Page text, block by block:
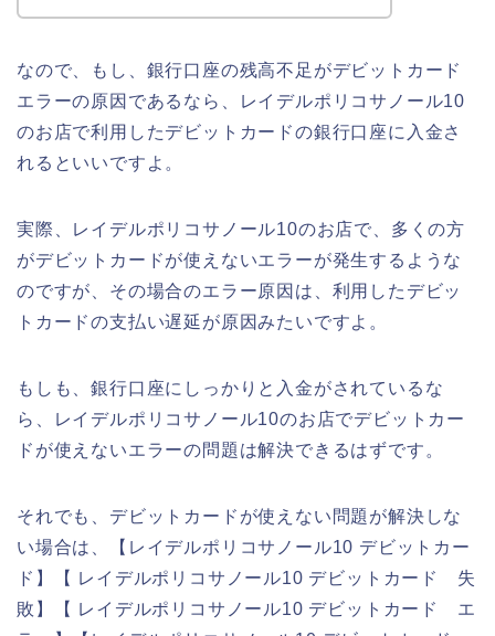
なので、もし、銀行口座の残高不足がデビットカード
エラーの原因であるなら、レイデルポリコサノール10
のお店で利用したデビットカードの銀行口座に入金さ
れるといいですよ。
実際、レイデルポリコサノール10のお店で、多くの方
がデビットカードが使えないエラーが発生するような
のですが、その場合のエラー原因は、利用したデビッ
トカードの支払い遅延が原因みたいですよ。
もしも、銀行口座にしっかりと入金がされているな
ら、レイデルポリコサノール10のお店でデビットカー
ドが使えないエラーの問題は解決できるはずです。
それでも、デビットカードが使えない問題が解決しな
い場合は、【レイデルポリコサノール10 デビットカー
ド】【 レイデルポリコサノール10 デビットカード 失
敗】【 レイデルポリコサノール10 デビットカード エ